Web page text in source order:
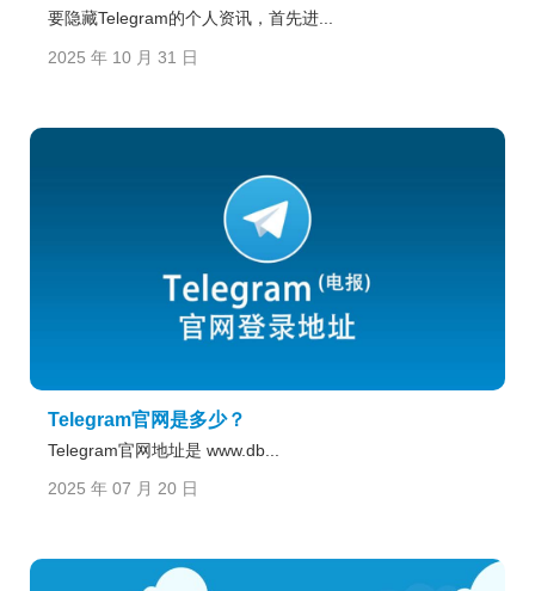
要隐藏Telegram的个人资讯，首先进...
2025 年 10 月 31 日
Telegram官网是多少？
Telegram官网地址是 www.db...
2025 年 07 月 20 日